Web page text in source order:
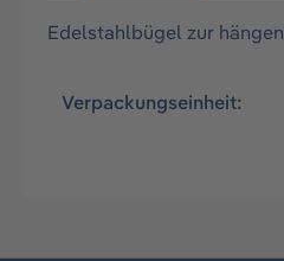
Edelstahlbügel zur
Verpackungseinheit: